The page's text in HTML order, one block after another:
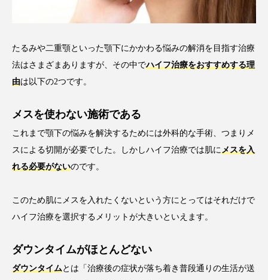
たるみや二重顎といった顎下にかかわる悩みの解消を目指す治療
法はさまざまありますが、その中でハイフ治療をおすすめする理
由は以下の2つです。
メスを使わない施術である
これまで顎下の悩みを解決するためには外科的な手術、つまりメ
スによる切開が必要でした。しかしハイフ治療では肌にメスを入
れる必要がないのです。
このため肌にメスを入れたくないという方にとってはそれだけで
ハイフ治療を選択するメリットが大きいといえます。
ダウンタイムがほとんどない
ダウンタイムとは「治療後の症状が落ち着き普段通りの生活が送